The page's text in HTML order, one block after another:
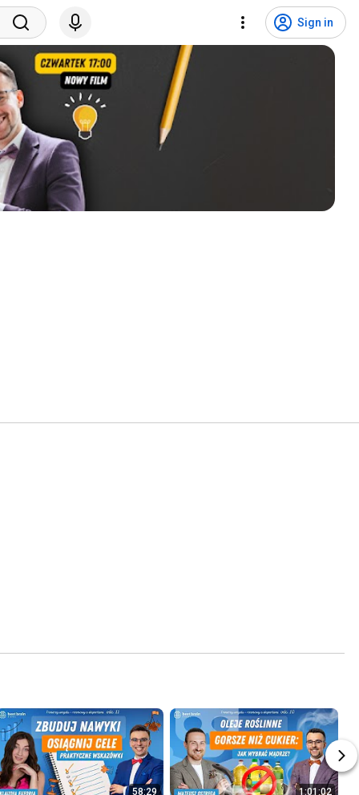
Sign in
58:29 1:01:02